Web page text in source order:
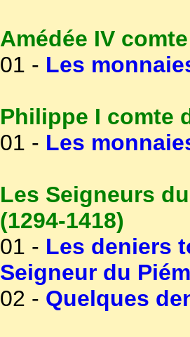
Amédée IV
01 - Les
Philippe I comte
01 - Les
Les Seigneurs
(1294-1418)
01 - Les deniers
Seigneur du
02 - Quelques